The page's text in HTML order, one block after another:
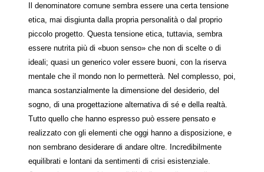
Il denominatore comune sembra essere una certa tensione
etica, mai disgiunta dalla propria personalità o dal proprio
piccolo progetto. Questa tensione etica, tuttavia, sembra
essere nutrita più di «buon senso» che non di scelte o di
ideali; quasi un generico voler essere buoni, con la riserva
mentale che il mondo non lo permetterà. Nel complesso, poi,
manca sostanzialmente la dimensione del desiderio, del
sogno, di una progettazione alternativa di sé e della realtà.
Tutto quello che hanno espresso può essere pensato e
realizzato con gli elementi che oggi hanno a disposizione, e
non sembrano desiderare di andare oltre. Incredibilmente
equilibrati e lontani da sentimenti di crisi esistenziale.